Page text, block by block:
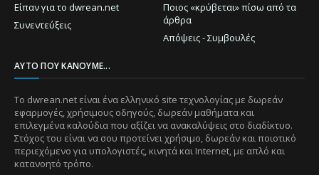
Είπαν για το dwrean.net
Ποιος «κρύβεται» πίσω από τα
άρθρα
Συνεντεύξεις
Απόψεις - Συμβουλές
ΑΥΤΌ ΠΟΥ ΚΆΝΟΥΜΕ...
Το dwrean.net είναι ένα ελληνικό site τεχνολογίας με δωρεάν
εφαρμογές, χρήσιμους οδηγούς, δωρεάν μαθήματα και
επιλεγμένα καλούδια που αξίζει να ανακαλύψεις στο διαδίκτυο.
Στόχος του είναι να σου προτείνει χρήσιμο, δωρεάν και ποιοτικό
περιεχόμενο για υπολογιστές, κινητά και Internet, με απλό και
κατανοητό τρόπο.